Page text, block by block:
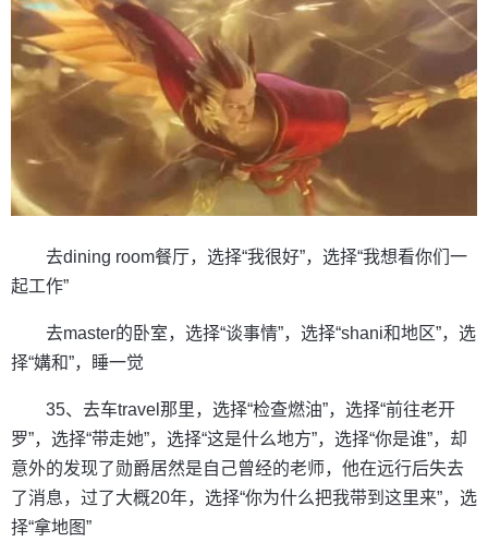
去dining room餐厅，选择“我很好”，选择“我想看你们一
起工作”
去master的卧室，选择“谈事情”，选择“shani和地区”，选
择“媾和”，睡一觉
35、去车travel那里，选择“检查燃油”，选择“前往老开
罗”，选择“带走她”，选择“这是什么地方”，选择“你是谁”，却
意外的发现了勋爵居然是自己曾经的老师，他在远行后失去
了消息，过了大概20年，选择“你为什么把我带到这里来”，选
择“拿地图”